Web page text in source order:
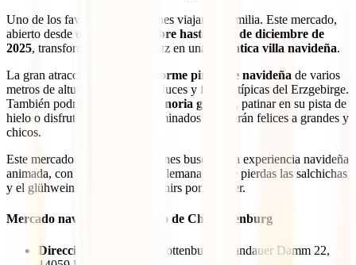
Uno de los favoritos para quienes viajan en familia. Este mercado,
abierto desde el
24 de noviembre hasta el 26 de diciembre de
2025, transforma Alexanderplatz en una auténtica villa navideña.
La gran atracción aquí es la
enorme pirámide navideña de varios
metros de altura, decorada con luces y figuras típicas del Erzgebirge.
También podrás montar en una noria gigante
, patinar en su pista de
hielo o disfrutar de tiovivos iluminados que harán felices a grandes y
chicos.
Este mercado es ideal para quienes buscan una experiencia navideña
animada, con comida callejera alemana (¡no te pierdas las salchichas
y el glühwein!), juegos y souvenirs por doquier.
Mercado navideño del Palacio de Charlottenburg
Dirección:
Schloss Charlottenburg, Spandauer Damm 22,